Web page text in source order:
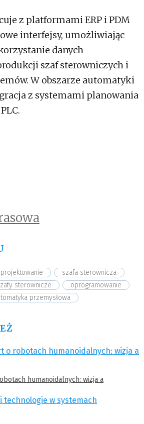
z platformami ERP i PDM
interfejsy, umożliwiając
danych
szaf sterowniczych i
W obszarze automatyki
z systemami planowania
projektowanie
szafa sterownicza
sterownicze
oprogramowanie
przemysłowa
humanoidalnych: wizja a